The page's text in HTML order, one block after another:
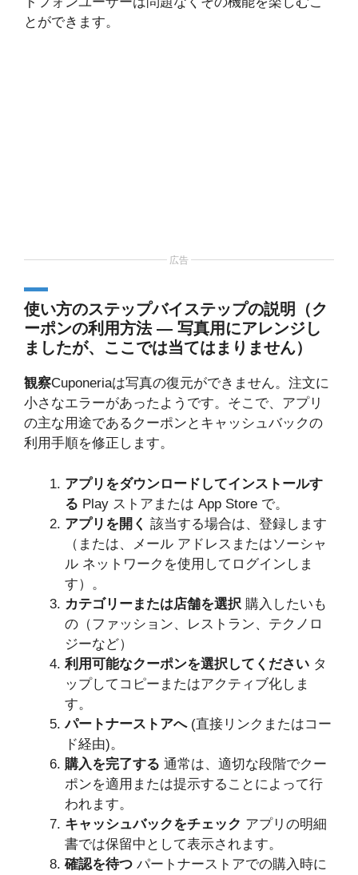
とができます。
広告
使い方のステップバイステップの説明（ク
ーポンの利用方法 — 写真用にアレンジし
ましたが、ここでは当てはまりません）
観察Cuponeriaは写真の復元ができません。注文に
小さなエラーがあったようです。そこで、アプリ
の主な用途であるクーポンとキャッシュバックの
利用手順を修正します。
アプリをダウンロードしてインストールす
る Play ストアまたは App Store で。
アプリを開く 該当する場合は、登録します
（または、メール アドレスまたはソーシャ
ル ネットワークを使用してログインしま
す）。
カテゴリーまたは店舗を選択 購入したいも
の（ファッション、レストラン、テクノロ
ジーなど）
利用可能なクーポンを選択してください タ
ップしてコピーまたはアクティブ化しま
す。
パートナーストアへ(直接リンクまたはコー
ド経由)。
購入を完了する 通常は、適切な段階でクー
ポンを適用または提示することによって行
われます。
キャッシュバックをチェック アプリの明細
書では保留中として表示されます。
確認を待つ パートナーストアでの購入時に